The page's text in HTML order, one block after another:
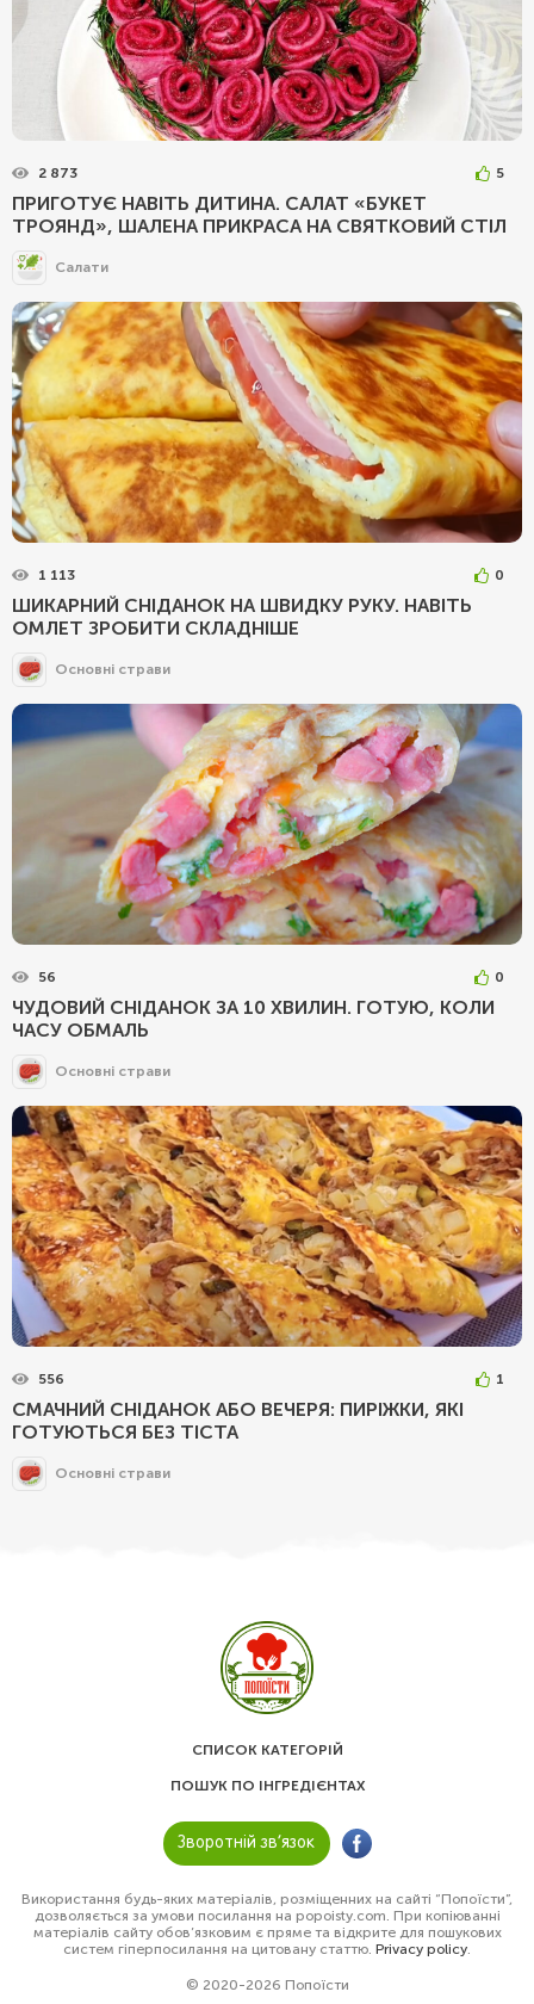
2 873 5
ПРИГОТУЄ НАВІТЬ ДИТИНА. САЛАТ «БУКЕТ
ТРОЯНД», ШАЛЕНА ПРИКРАСА НА СВЯТКОВИЙ СТІЛ
Салати
1 113 0
ШИКАРНИЙ СНІДАНОК НА ШВИДКУ РУКУ. НАВІТЬ
ОМЛЕТ ЗРОБИТИ СКЛАДНІШЕ
Основні страви
56 0
ЧУДОВИЙ СНІДАНОК ЗА 10 ХВИЛИН. ГОТУЮ, КОЛИ
ЧАСУ ОБМАЛЬ
Основні страви
556 1
СМАЧНИЙ СНІДАНОК АБО ВЕЧЕРЯ: ПИРІЖКИ, ЯКІ
ГОТУЮТЬСЯ БЕЗ ТІСТА
Основні страви
СПИСОК КАТЕГОРІЙ
ПОШУК ПО ІНГРЕДІЄНТАХ
Зворотній зв’язок
Використання будь-яких матеріалів, розміщенних на сайті “Попоїсти”,
дозволяється за умови посилання на popoisty.com. При копіюванні
матеріалів сайту обов’язковим є пряме та відкрите для пошукових
систем гіперпосилання на цитовану статтю. Privacy policy.
© 2020-2026 Попоїсти